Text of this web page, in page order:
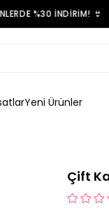
%30 İNDİRİM! 👙
Yeni Ürünler
Çift